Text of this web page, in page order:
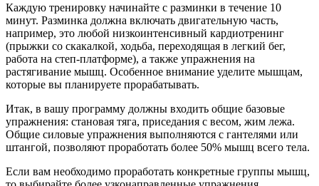
Каждую тренировку начинайте с разминки в течение 10
минут. Разминка должна включать двигательную часть,
например, это любой низкоинтенсивный кардиотренинг
(прыжки со скакалкой, ходьба, переходящая в легкий бег,
работа на степ-платформе), а также упражнения на
растягивание мышц. Особенное внимание уделите мышцам,
которые вы планируете прорабатывать.
Итак, в вашу программу должны входить общие базовые
упражнения: становая тяга, приседания с весом, жим лежа.
Общие силовые упражнения выполняются с гантелями или
штангой, позволяют проработать более 50% мышц всего тела.
Если вам необходимо проработать конкретные группы мышц,